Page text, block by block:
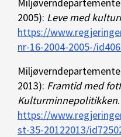
2005): Leve med
https://
nr-16-2004-2005-/
2013): Framtid med
Kulturminnepolitikken.
https://
st-35-20122013/